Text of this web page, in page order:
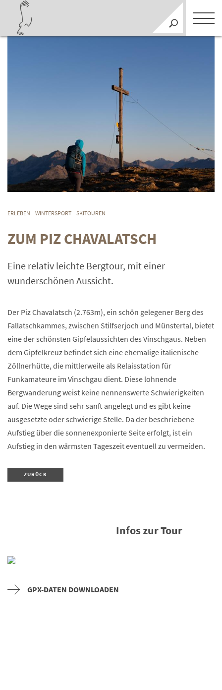
ERLEBEN WINTERSPORT SKITOUREN
ZUM PIZ CHAVALATSCH
Eine relativ leichte Bergtour, mit einer
wunderschönen Aussicht.
Der Piz Chavalatsch (2.763m), ein schön gelegener Berg des
Fallatschkammes, zwischen Stilfserjoch und Münstertal, bietet
eine der schönsten Gipfelaussichten des Vinschgaus. Neben
dem Gipfelkreuz befindet sich eine ehemalige italienische
Zöllnerhütte, die mittlerweile als Relaisstation für
Funkamateure im Vinschgau dient. Diese lohnende
Bergwanderung weist keine nennenswerte Schwierigkeiten
auf. Die Wege sind sehr sanft angelegt und es gibt keine
ausgesetzte oder schwierige Stelle. Da der beschriebene
Aufstieg über die sonnenexponierte Seite erfolgt, ist ein
Aufstieg in den wärmsten Tageszeit eventuell zu vermeiden.
ZURÜCK
Infos zur Tour
GPX-DATEN DOWNLOADEN